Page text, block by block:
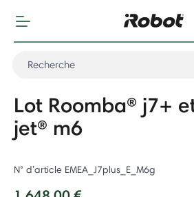
Lot Roomba® j7+
jet® m6
N° d’article EMEA_J7plus_E_M6g